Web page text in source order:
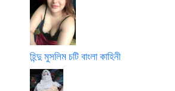
হিন্দু মুসলিম চটি বাংলা কাহিনী